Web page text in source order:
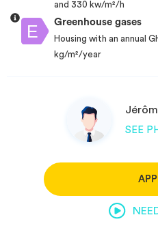
and 330 kw/m²/h
Greenhouse gases
Housing with an annual
kg/m²/year
SEE